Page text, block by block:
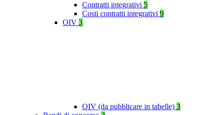
Contratti integrativi 5
Costi contratti integrativi 9
OIV 3
OIV (da pubblicare in tabelle) 3